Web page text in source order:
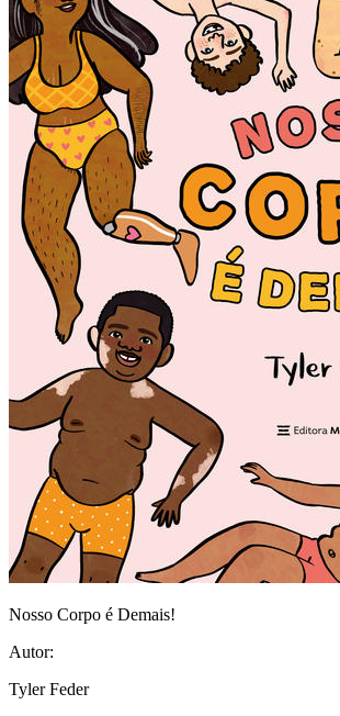
Nosso Corpo é Demais!
Autor:
Tyler Feder